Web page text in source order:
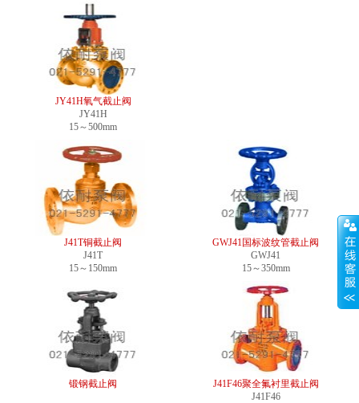
JY41H氧气截止阀
JY41H
15～500mm
J41T铜截止阀
J41T
15～150mm
GWJ41国标波纹管截止阀
GWJ41
15～350mm
锻钢截止阀
J41F46聚全氟衬里截止阀
J41F46